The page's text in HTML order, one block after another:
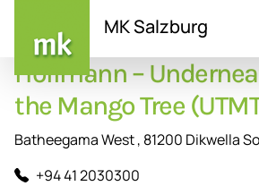
Inhalt
MK Salzburg
Hollmann –
the Mango Tree
Batheegama West , 81200 Dikwella
+94 41 2030300